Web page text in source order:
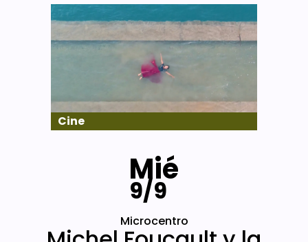
Cine
Mié
9/9
Microcentro